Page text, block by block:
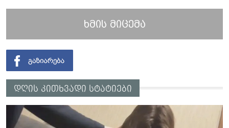
ხმის მიცემა
დღის კითხვადი სტატიები